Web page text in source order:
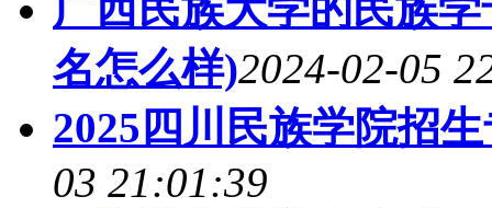
广西民族大学的民族
名怎么样)2024-02-05
2025四川民族学院招
03 21:01:39